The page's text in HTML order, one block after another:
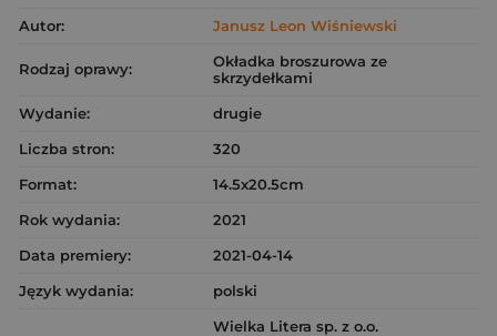
Autor:
Janusz Leon Wiśniewski
Rodzaj oprawy:
Okładka broszurowa ze
skrzydełkami
Wydanie:
drugie
Liczba stron:
320
Format:
14.5x20.5cm
Rok wydania:
2021
Data premiery:
2021-04-14
Język wydania:
polski
Wielka Litera sp. z o.o.